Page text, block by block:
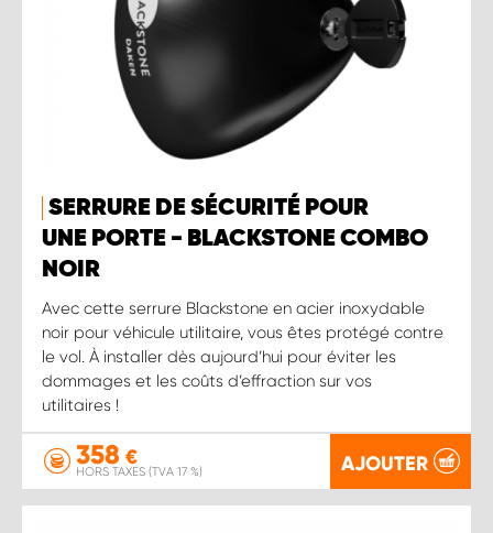
SERRURE DE SÉCURITÉ POUR
UNE PORTE - BLACKSTONE COMBO
NOIR
Avec cette serrure Blackstone en acier inoxydable
noir pour véhicule utilitaire, vous êtes protégé contre
le vol. À installer dès aujourd’hui pour éviter les
dommages et les coûts d’effraction sur vos
utilitaires !
358 €
HORS TAXES (TVA 17 %) AJOUTER